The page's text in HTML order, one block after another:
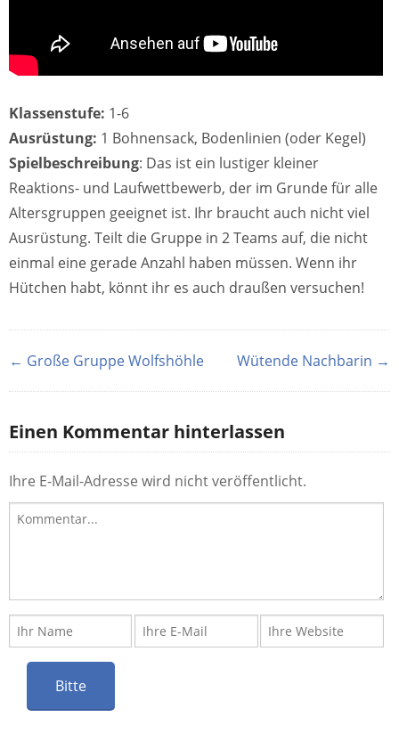
Klassenstufe: 1-6
Ausrüstung: 1 Bohnensack, Bodenlinien (oder Kegel)
Spielbeschreibung: Das ist ein lustiger kleiner
Reaktions- und Laufwettbewerb, der im Grunde für alle
Altersgruppen geeignet ist. Ihr braucht auch nicht viel
Ausrüstung. Teilt die Gruppe in 2 Teams auf, die nicht
einmal eine gerade Anzahl haben müssen. Wenn ihr
Hütchen habt, könnt ihr es auch draußen versuchen!
← Große Gruppe Wolfshöhle Wütende Nachbarin →
Einen Kommentar hinterlassen
Ihre E-Mail-Adresse wird nicht veröffentlicht.